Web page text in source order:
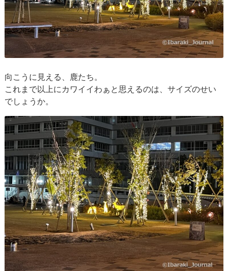
向こうに見える、鹿たち。
これまで以上にカワイイわぁと思えるのは、サイズのせい
でしょうか。